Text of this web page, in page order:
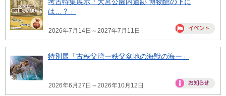
は…？」
2026年7月14日～2027年7月11日
特別展「古秩父湾ー秩父盆地の海獣の海ー」
2026年6月27日～2026年10月12日